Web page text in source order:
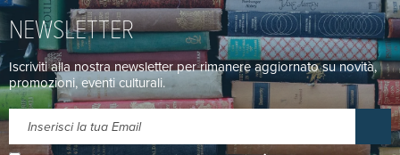
NEWSLETTER
Iscriviti alla nostra newsletter per rimanere aggiornato su novità,
promozioni, eventi culturali.